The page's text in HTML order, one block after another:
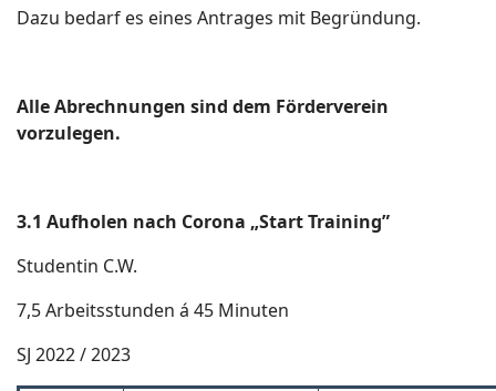
Dazu bedarf es eines Antrages mit Begründung.
Alle Abrechnungen sind dem Förderverein
vorzulegen.
3.1 Aufholen nach Corona „Start Training”
Studentin C.W.
7,5 Arbeitsstunden á 45 Minuten
SJ 2022 / 2023